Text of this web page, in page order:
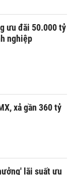
ưu đãi 50.000 tỷ
nghiệp
xả gần 360 tỷ
lãi suất ưu